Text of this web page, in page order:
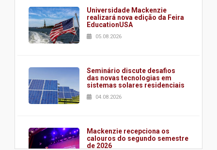
Universidade Mackenzie
realizará nova edição da Feira
EducationUSA
05.08.2026
Seminário discute desafios
das novas tecnologias em
sistemas solares residenciais
04.08.2026
Mackenzie recepciona os
calouros do segundo semestre
de 2026